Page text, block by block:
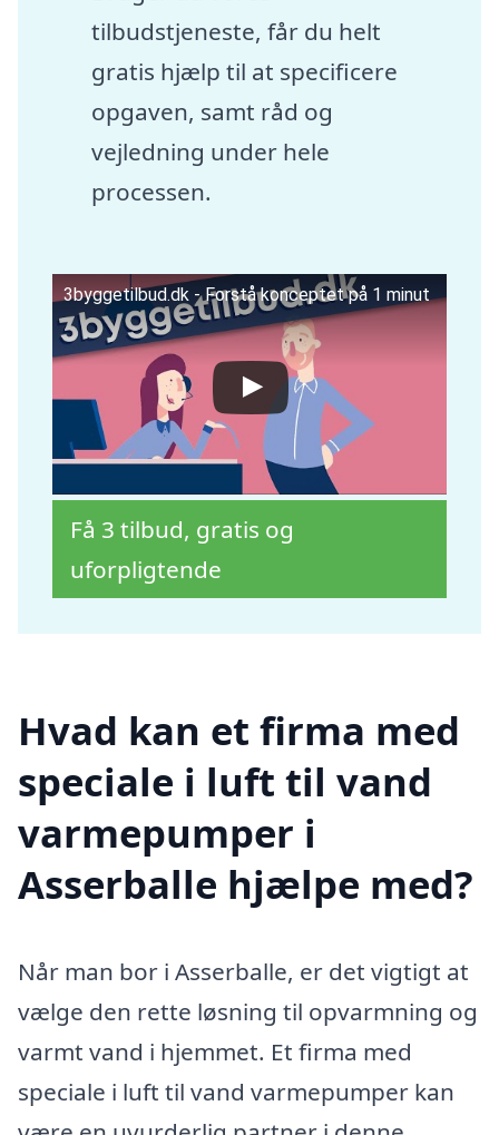
tilbudstjeneste, får du helt
gratis hjælp til at specificere
opgaven, samt råd og
vejledning under hele
processen.
3byggetilbud.dk - Forstå konceptet på 1 minut
Få 3 tilbud, gratis og
uforpligtende
Hvad kan et firma med
speciale i luft til vand
varmepumper i
Asserballe hjælpe med?
Når man bor i Asserballe, er det vigtigt at
vælge den rette løsning til opvarmning og
varmt vand i hjemmet. Et firma med
speciale i luft til vand varmepumper kan